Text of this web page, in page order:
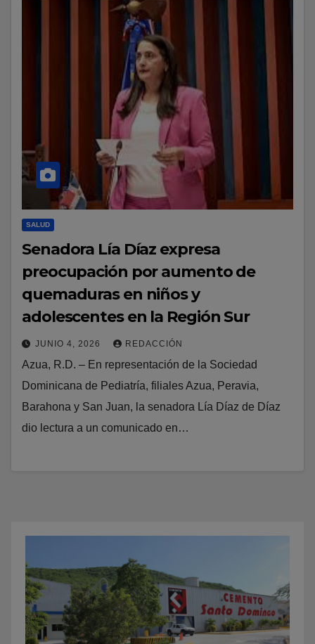
SALUD
Senadora Lía Díaz expresa
preocupación por aumento de
quemaduras en niños y
adolescentes en la Región Sur
JUNIO 4, 2026 REDACCIÓN
Azua, R.D. – En representación de la Sociedad
Dominicana de Pediatría, filiales Azua, Peravia,
Barahona y San Juan, la senadora Lía Díaz de Díaz
dio lectura a un comunicado en…